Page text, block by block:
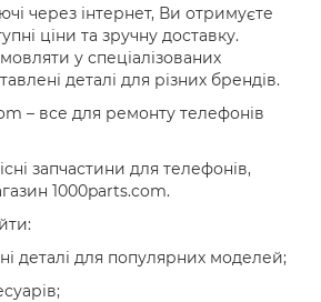
через інтернет, Ви отримуєте
ціни та зручну доставку.
у спеціалізованих
деталі для різних брендів.
– все для ремонту телефонів
запчастини для телефонів,
1000parts.com.
деталі для популярних моделей;